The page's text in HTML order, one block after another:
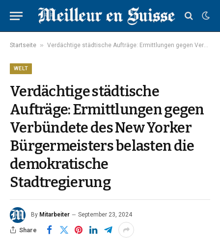
Startseite » Verdächtige städtische Aufträge: Ermittlungen gegen Verbündete des New Yorker Bürgermeisters belasten die demokratische Stadtregierung
WELT
Verdächtige städtische
Aufträge: Ermittlungen gegen
Verbündete des New Yorker
Bürgermeisters belasten die
demokratische
Stadtregierung
By Mitarbeiter September 23, 2024
Share